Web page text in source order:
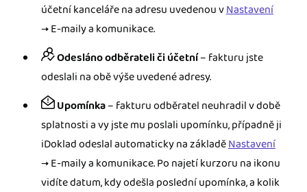
účetní kanceláře na adresu uvedenou vNastavení
→ E-maily a komunikace.
Odesláno odběrateli či účetní– fakturu jste
odeslali na obě výše uvedené adresy.
Upomínka– fakturu odběratel neuhradil v době
splatnosti a vy jste mu poslali upomínku, případně ji
iDoklad odeslal automaticky na základěNastavení
→ E-maily a komunikace. Po najetí kurzoru na ikonu
vidíte datum, kdy odešla poslední upomínka, a kolik